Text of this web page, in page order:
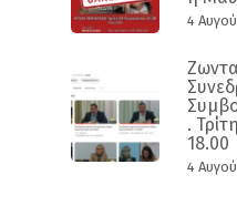
4
.
18.00
4